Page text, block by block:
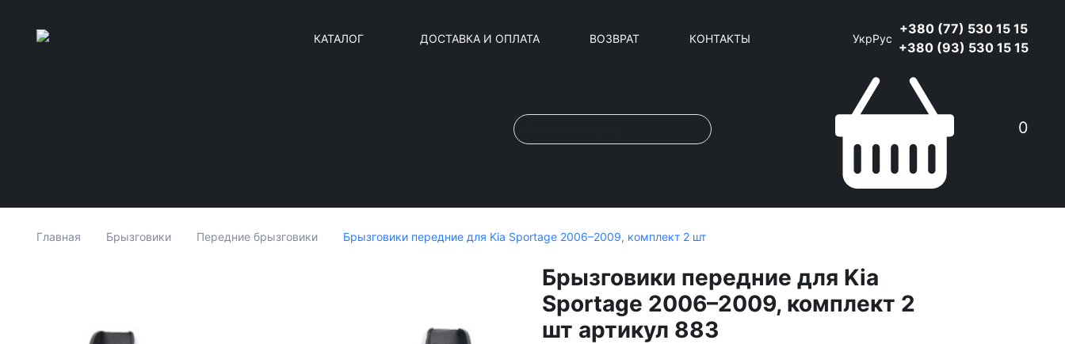
КАТАЛОГ ДОСТАВКА И ОПЛАТА ВОЗВРАТ КОНТАКТЫ УкрРус
+380 (77) 530 15 15
+380 (93) 530 15 15
0
Главная Брызговики Передние брызговики Брызговики передние для Kia Sportage 2006–2009, комплект 2 шт
Брызговики передние для Kia
Sportage 2006–2009, комплект 2
шт артикул 883